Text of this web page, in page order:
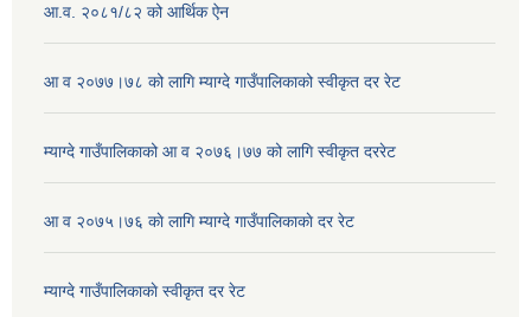
आ.व. २०८१/८२ को आर्थिक ऐन
आ व २०७७।७८ को लागि म्याग्दे गाउँपालिकाको स्वीकृत दर रेट
म्याग्दे गाउँपालिकाको आ व २०७६।७७ को लागि स्वीकृत दररेट
आ व २०७५।७६ काे लागि म्याग्दे गाउँपालिकाकाे दर रेट
म्याग्दे गाउँपालिकाकाे स्वीकृत दर रेट